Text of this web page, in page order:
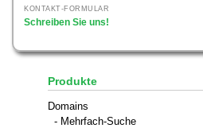
KONTAKT-FORMULAR
Schreiben Sie uns!
Produkte
Domains
- Mehrfach-Suche